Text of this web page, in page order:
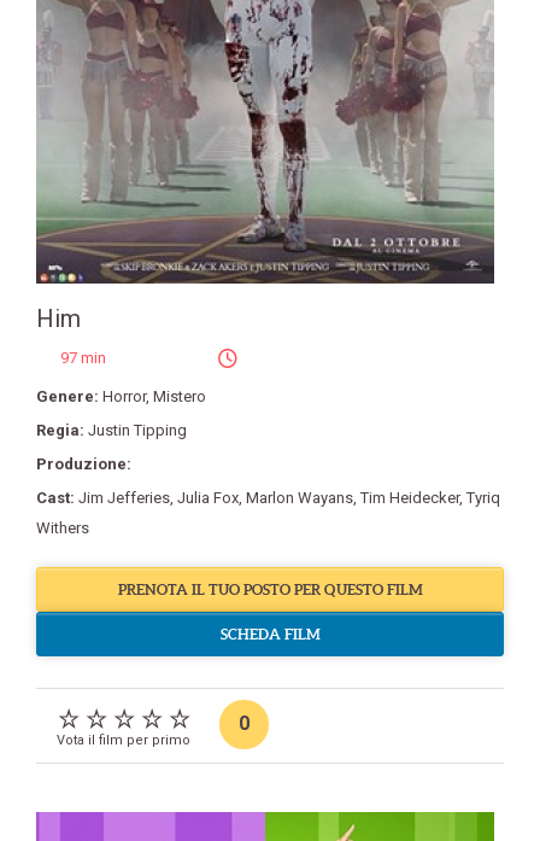
Him
97 min
Genere: Horror, Mistero
Regia: Justin Tipping
Produzione:
Cast: Jim Jefferies, Julia Fox, Marlon Wayans,Tim Heidecker,Tyriq
Withers
PRENOTA IL TUO POSTO PER QUESTO FILM
SCHEDA FILM
Vota il film per primo
0